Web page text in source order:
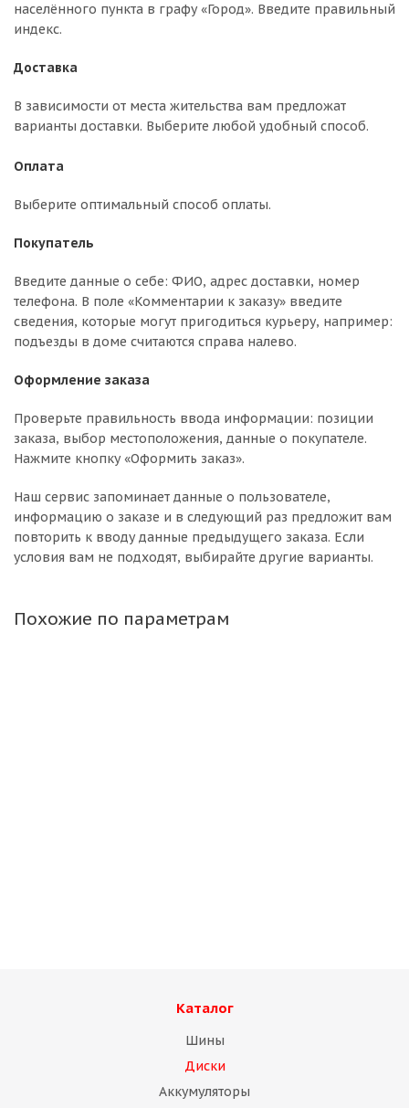
населённого пункта в графу «Город». Введите правильный
индекс.
Доставка
В зависимости от места жительства вам предложат
варианты доставки. Выберите любой удобный способ.
Оплата
Выберите оптимальный способ оплаты.
Покупатель
Введите данные о себе: ФИО, адрес доставки, номер
телефона. В поле «Комментарии к заказу» введите
сведения, которые могут пригодиться курьеру, например:
подъезды в доме считаются справа налево.
Оформление заказа
Проверьте правильность ввода информации: позиции
заказа, выбор местоположения, данные о покупателе.
Нажмите кнопку «Оформить заказ».
Наш сервис запоминает данные о пользователе,
информацию о заказе и в следующий раз предложит вам
повторить к вводу данные предыдущего заказа. Если
условия вам не подходят, выбирайте другие варианты.
Похожие по параметрам
Каталог
Шины
Диски
Аккумуляторы